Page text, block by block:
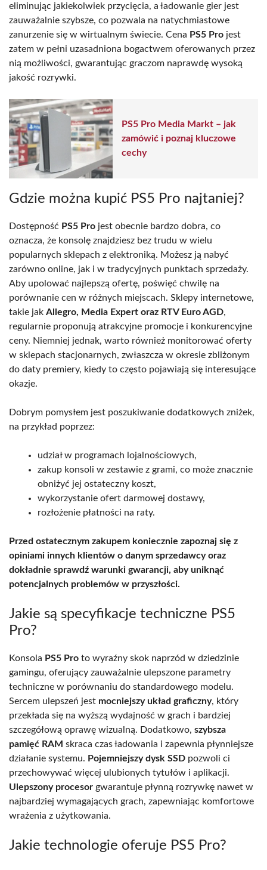
eliminując jakiekolwiek przycięcia, a ładowanie gier jest
zauważalnie szybsze, co pozwala na natychmiastowe
zanurzenie się w wirtualnym świecie. Cena PS5 Pro jest
zatem w pełni uzasadniona bogactwem oferowanych przez
nią możliwości, gwarantując graczom naprawdę wysoką
jakość rozrywki.
PS5 Pro Media Markt – jak
zamówić i poznaj kluczowe
cechy
Gdzie można kupić PS5 Pro najtaniej?
Dostępność PS5 Pro jest obecnie bardzo dobra, co
oznacza, że konsolę znajdziesz bez trudu w wielu
popularnych sklepach z elektroniką. Możesz ją nabyć
zarówno online, jak i w tradycyjnych punktach sprzedaży.
Aby upolować najlepszą ofertę, poświęć chwilę na
porównanie cen w różnych miejscach. Sklepy internetowe,
takie jak Allegro, Media Expert oraz RTV Euro AGD,
regularnie proponują atrakcyjne promocje i konkurencyjne
ceny. Niemniej jednak, warto również monitorować oferty
w sklepach stacjonarnych, zwłaszcza w okresie zbliżonym
do daty premiery, kiedy to często pojawiają się interesujące
okazje.
Dobrym pomysłem jest poszukiwanie dodatkowych zniżek,
na przykład poprzez:
udział w programach lojalnościowych,
zakup konsoli w zestawie z grami, co może znacznie
obniżyć jej ostateczny koszt,
wykorzystanie ofert darmowej dostawy,
rozłożenie płatności na raty.
Przed ostatecznym zakupem koniecznie zapoznaj się z
opiniami innych klientów o danym sprzedawcy oraz
dokładnie sprawdź warunki gwarancji, aby uniknąć
potencjalnych problemów w przyszłości.
Jakie są specyfikacje techniczne PS5
Pro?
Konsola PS5 Pro to wyraźny skok naprzód w dziedzinie
gamingu, oferujący zauważalnie ulepszone parametry
techniczne w porównaniu do standardowego modelu.
Sercem ulepszeń jest mocniejszy układ graficzny, który
przekłada się na wyższą wydajność w grach i bardziej
szczegółową oprawę wizualną. Dodatkowo, szybsza
pamięć RAM skraca czas ładowania i zapewnia płynniejsze
działanie systemu. Pojemniejszy dysk SSD pozwoli ci
przechowywać więcej ulubionych tytułów i aplikacji.
Ulepszony procesor gwarantuje płynną rozrywkę nawet w
najbardziej wymagających grach, zapewniając komfortowe
wrażenia z użytkowania.
Jakie technologie oferuje PS5 Pro?